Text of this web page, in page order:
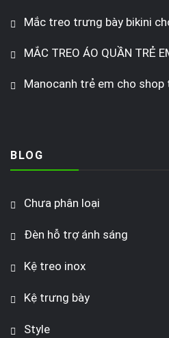
Mắc treo trưng bày bikini
MẮC TREO ÁO QUẦN TRẺ
Manocanh trẻ em cho
BLOG
Chưa phân loại
Đèn hỗ trợ ánh sáng
Kệ treo inox
Kệ trưng bày
Style